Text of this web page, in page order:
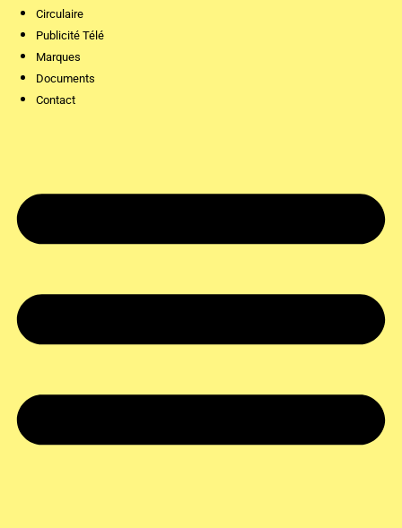
Circulaire
Publicité Télé
Marques
Documents
Contact